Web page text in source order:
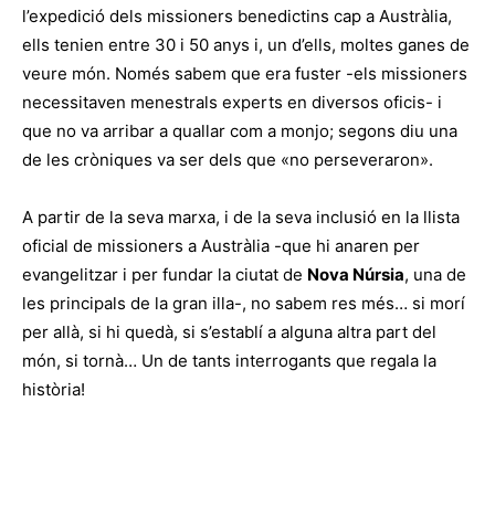
l’expedició dels missioners benedictins cap a Austràlia,
ells tenien entre 30 i 50 anys i, un d’ells, moltes ganes de
veure món. Només sabem que era fuster -els missioners
necessitaven menestrals experts en diversos oficis- i
que no va arribar a quallar com a monjo; segons diu una
de les cròniques va ser dels que «no perseveraron».
A partir de la seva marxa, i de la seva inclusió en la llista
oficial de missioners a Austràlia -que hi anaren per
evangelitzar i per fundar la ciutat de Nova Núrsia, una de
les principals de la gran illa-, no sabem res més… si morí
per allà, si hi quedà, si s’establí a alguna altra part del
món, si tornà… Un de tants interrogants que regala la
història!